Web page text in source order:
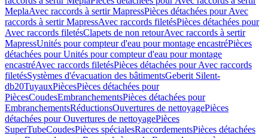
MeplaAvec raccords à sertir MapressPièces détachées pour Avec
raccords à sertir MapressAvec raccords filetésPièces détachées pour
Avec raccords filetésClapets de non retourAvec raccords à sertir
MapressUnités pour compteur d'eau pour montage encastréPièces
détachées pour Unités pour compteur d'eau pour montage
encastréAvec raccords filetésPièces détachées pour Avec raccords
filetésSystèmes d'évacuation des bâtimentsGeberit Silent-
db20TuyauxPiècesPièces détachées pour
PiècesCoudesEmbranchementsPièces détachées pour
EmbranchementsRéductionsOuvertures de nettoyagePièces
détachées pour Ouvertures de nettoyagePièces
SuperTubeCoudesPièces spécialesRaccordementsPièces détachées